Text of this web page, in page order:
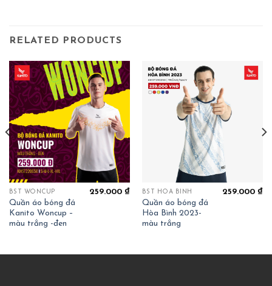
RELATED PRODUCTS
BST WONCUP
Quần áo bóng đá
Kanito Woncup –
màu trắng -đen
259.000₫ BST HOÀ BÌNH
Quần áo bóng đá
Hòa Bình 2023-
màu trắng
259.000₫